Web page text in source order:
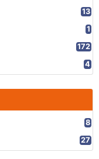
13
1
172
4
8
27